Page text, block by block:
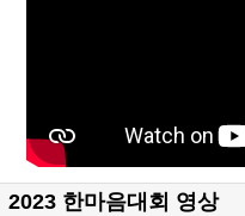
2023 한마음대회 영상